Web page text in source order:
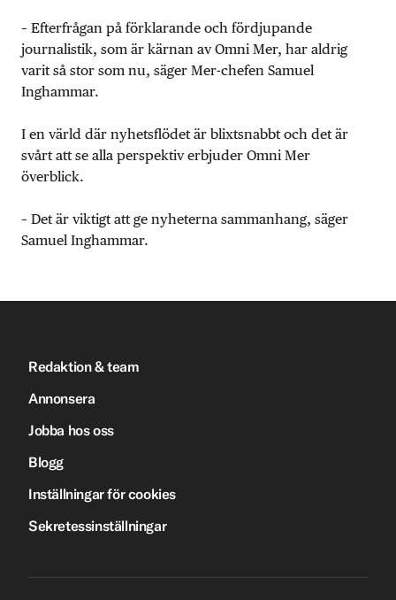
– Efterfrågan på förklarande och fördjupande
journalistik, som är kärnan av Omni Mer, har aldrig
varit så stor som nu, säger Mer-chefen Samuel
Inghammar.
I en värld där nyhetsflödet är blixtsnabbt och det är
svårt att se alla perspektiv erbjuder Omni Mer
överblick.
– Det är viktigt att ge nyheterna sammanhang, säger
Samuel Inghammar.
Redaktion & team
Annonsera
Jobba hos oss
Blogg
Inställningar för cookies
Sekretessinställningar